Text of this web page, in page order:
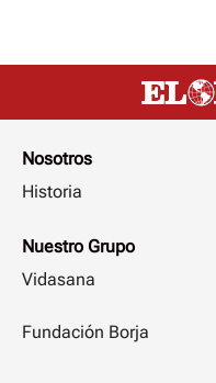
Nosotros
Historia
Nuestro Grupo
Vidasana
Fundación Borja